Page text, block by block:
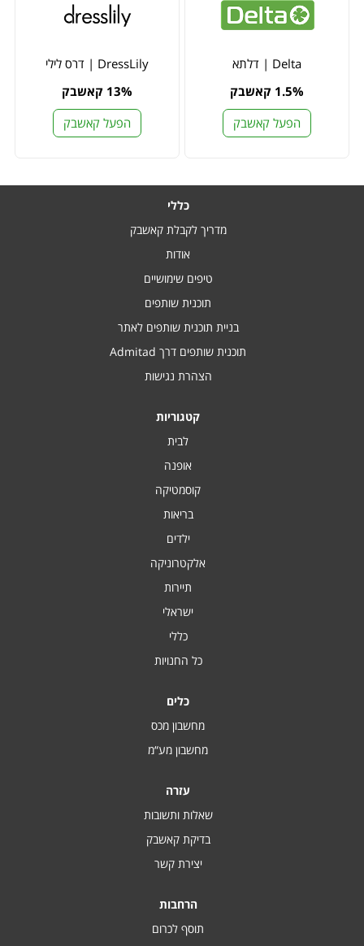
Delta | דלתא
1.5% קאשבק
הפעל קאשבק
DressLily | דרס לילי
13% קאשבק
הפעל קאשבק
כללי
מדריך לקבלת קאשבק
אודות
טיפים שימושיים
תוכנית שותפים
בניית תוכנית שותפים לאתר
תוכנית שותפים דרך Admitad
הצהרת נגישות
קטגוריות
לבית
אופנה
קוסמטיקה
בריאות
ילדים
אלקטרוניקה
תיירות
ישראלי
כללי
כל החנויות
כלים
מחשבון מכס
מחשבון מע“מ
עזרה
שאלות ותשובות
בדיקת קאשבק
יצירת קשר
הרחבות
תוסף לכרום